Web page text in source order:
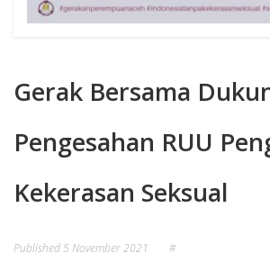
Gerak Bersama
Pengesahan RUU
Kekerasan Seksual
Published5 November 2021 #